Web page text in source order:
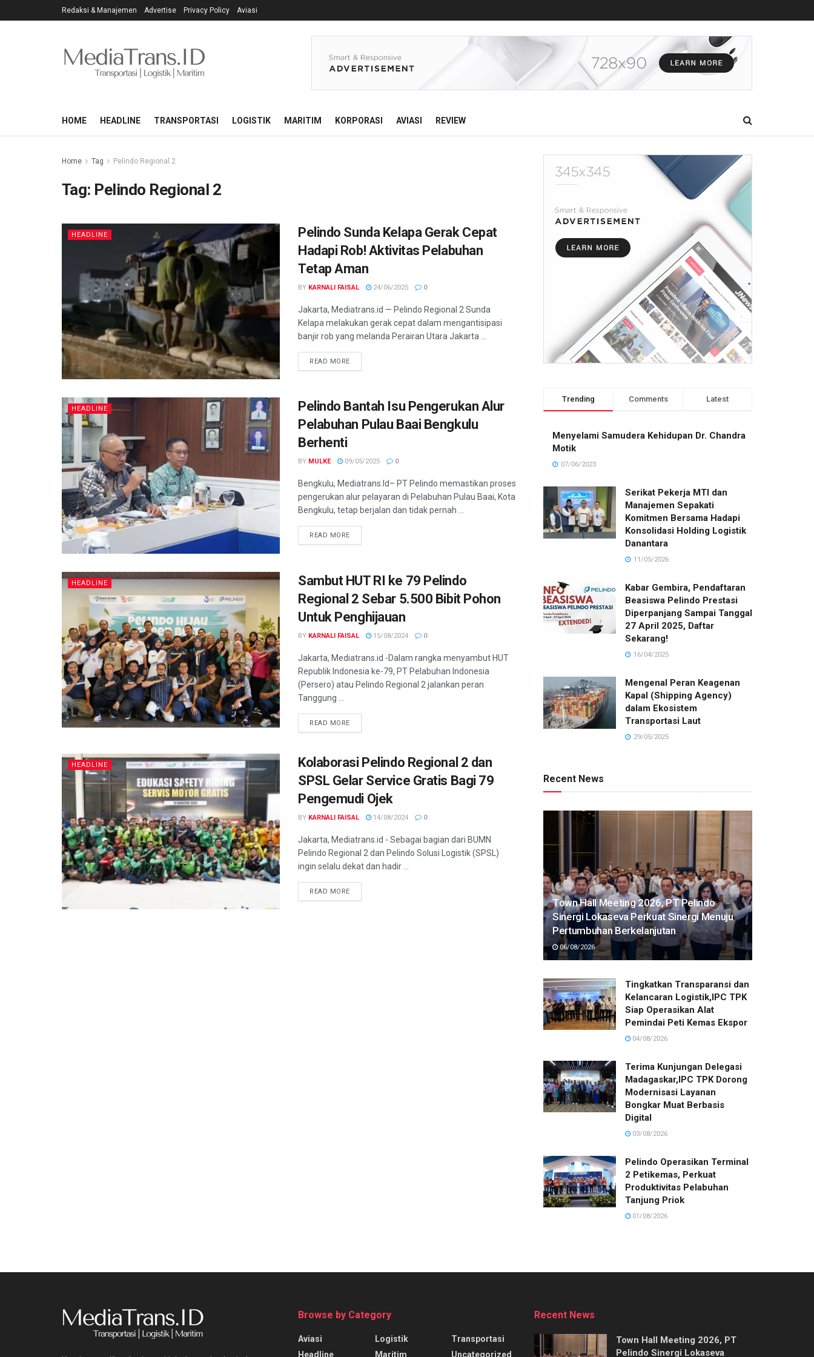
Redaksi & Manajemen Advertise Privacy Policy Aviasi
HOME HEADLINE TRANSPORTASI LOGISTIK MARITIM KORPORASI AVIASI REVIEW
Home Tag Pelindo Regional 2
Tag: Pelindo Regional 2
HEADLINE
Pelindo Sunda Kelapa Gerak Cepat
Hadapi Rob! Aktivitas Pelabuhan
Tetap Aman
BY KARNALI FAISAL 24/06/2025 0
Jakarta, Mediatrans.id — Pelindo Regional 2 Sunda
Kelapa melakukan gerak cepat dalam mengantisipasi
banjir rob yang melanda Perairan Utara Jakarta ...
READ MORE
HEADLINE
Pelindo Bantah Isu Pengerukan Alur
Pelabuhan Pulau Baai Bengkulu
Berhenti
BY MULKE 09/05/2025 0
Bengkulu, Mediatrans.Id– PT Pelindo memastikan proses
pengerukan alur pelayaran di Pelabuhan Pulau Baai, Kota
Bengkulu, tetap berjalan dan tidak pernah ...
READ MORE
HEADLINE
Sambut HUT RI ke 79 Pelindo
Regional 2 Sebar 5.500 Bibit Pohon
Untuk Penghijauan
BY KARNALI FAISAL 15/08/2024 0
Jakarta, Mediatrans.id -Dalam rangka menyambut HUT
Republik Indonesia ke-79, PT Pelabuhan Indonesia
(Persero) atau Pelindo Regional 2 jalankan peran
Tanggung ...
READ MORE
HEADLINE
Kolaborasi Pelindo Regional 2 dan
SPSL Gelar Service Gratis Bagi 79
Pengemudi Ojek
BY KARNALI FAISAL 14/08/2024 0
Jakarta, Mediatrans.id - Sebagai bagian dari BUMN
Pelindo Regional 2 dan Pelindo Solusi Logistik (SPSL)
ingin selalu dekat dan hadir ...
READ MORE
Trending Comments Latest
Menyelami Samudera Kehidupan Dr. Chandra
Motik
07/06/2023
Serikat Pekerja MTI dan
Manajemen Sepakati
Komitmen Bersama Hadapi
Konsolidasi Holding Logistik
Danantara
11/05/2026
Kabar Gembira, Pendaftaran
Beasiswa Pelindo Prestasi
Diperpanjang Sampai Tanggal
27 April 2025, Daftar
Sekarang!
16/04/2025
Mengenal Peran Keagenan
Kapal (Shipping Agency)
dalam Ekosistem
Transportasi Laut
29/05/2025
Recent News
Town Hall Meeting 2026, PT Pelindo
Sinergi Lokaseva Perkuat Sinergi Menuju
Pertumbuhan Berkelanjutan
06/08/2026
Tingkatkan Transparansi dan
Kelancaran Logistik,IPC TPK
Siap Operasikan Alat
Pemindai Peti Kemas Ekspor
04/08/2026
Terima Kunjungan Delegasi
Madagaskar,IPC TPK Dorong
Modernisasi Layanan
Bongkar Muat Berbasis
Digital
03/08/2026
Pelindo Operasikan Terminal
2 Petikemas, Perkuat
Produktivitas Pelabuhan
Tanjung Priok
01/08/2026
Browse by Category
Aviasi
Headline
Logistik
Maritim
Transportasi
Uncategorized
Recent News
Town Hall Meeting 2026, PT
Pelindo Sinergi Lokaseva